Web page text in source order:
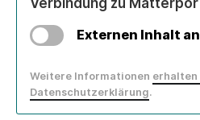
Verbindung zu
Externen Inhalt
Weitere Informationen erhalten
Datenschutzerklärung.